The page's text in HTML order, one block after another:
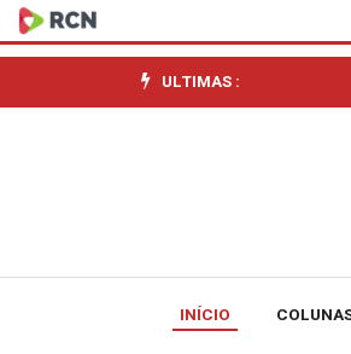
Líder
dos
UTVs
de
ULTIMAS :
INÍCIO